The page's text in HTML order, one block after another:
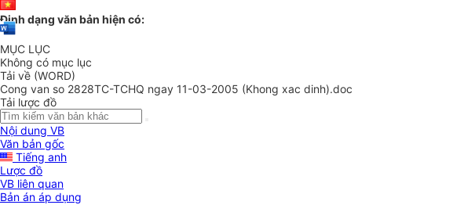
Định dạng văn bản hiện có:
MỤC LỤC
Không có mục lục
Tải về (WORD)
Cong van so 2828TC-TCHQ ngay 11-03-2005 (Khong xac dinh).doc
Tải lược đồ
Nội dung VB
Văn bản gốc
Tiếng anh
Lược đồ
VB liên quan
Bản án áp dụng